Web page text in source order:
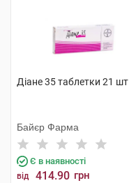
Діане 35 таблетки 21 шт
Байєр Фарма
Є в наявності
від 414.90 грн